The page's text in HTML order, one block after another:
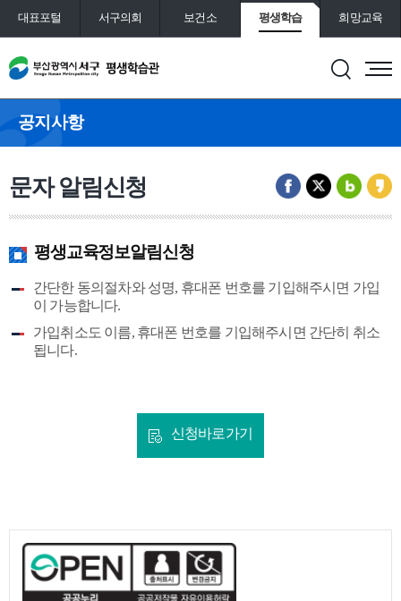
대표포털 서구의회 보건소 평생학습 희망교육
공지사항
문자 알림신청
평생교육정보알림신청
간단한 동의절차와 성명, 휴대폰 번호를 기입해주시면 가입
이 가능합니다.
가입취소도 이름, 휴대폰 번호를 기입해주시면 간단히 취소
됩니다.
신청바로가기